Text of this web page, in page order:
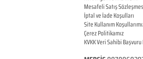
Mesafeli Satış
İptal ve İade Koşulları
Site Kullanım
Çerez Politikamız
KVKK Veri Sahibi